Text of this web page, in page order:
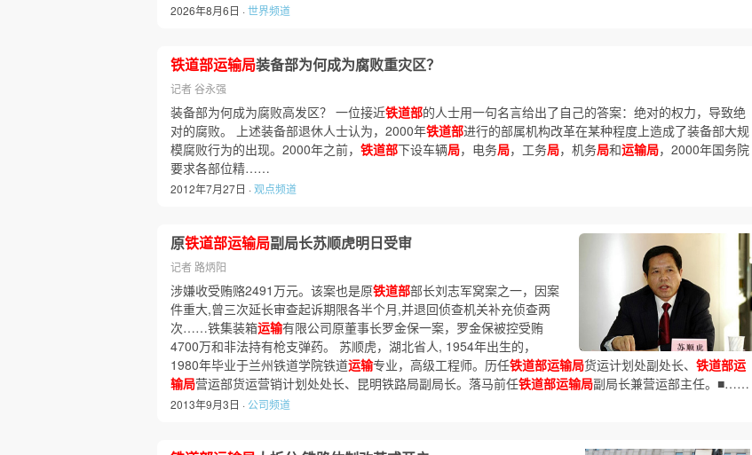
2026年8月6日 ·世界频道
铁道部运输局装备部为何成为腐败重灾区？
记者 谷永强
装备部为何成为腐败高发区？ 一位接近铁道部的人士用一句名言给出了自己的答案：绝对的权力，导致绝
对的腐败。 上述装备部退休人士认为，2000年铁道部进行的部属机构改革在某种程度上造成了装备部大规
模腐败行为的出现。2000年之前， 铁道部下设车辆局，电务局，工务局，机务局和运输局，2000年国务院
要求各部位精……
2012年7月27日 ·观点频道
原铁道部运输局副局长苏顺虎明日受审
记者 路炳阳
涉嫌收受贿赂2491万元。该案也是原铁道部部长刘志军窝案之一，因案
件重大,曾三次延长审查起诉期限各半个月,并退回侦查机关补充侦查两
次……铁集装箱运输有限公司原董事长罗金保一案，罗金保被控受贿
4700万和非法持有枪支弹药。 苏顺虎，湖北省人, 1954年出生的，
1980年毕业于兰州铁道学院铁道运输专业，高级工程师。历任铁道部运输局货运计划处副处长、 铁道部运
输局营运部货运营销计划处处长、昆明铁路局副局长。落马前任铁道部运输局副局长兼营运部主任。■……
2013年9月3日 · 公司频道